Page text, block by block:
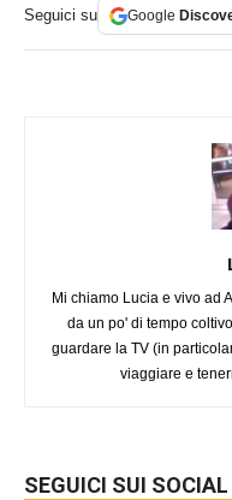
Seguici su Google
Mi chiamo Lucia e vivo ad
da un po' di tempo
guardare la TV (in
viaggiare e
SEGUICI SUI SOCIAL